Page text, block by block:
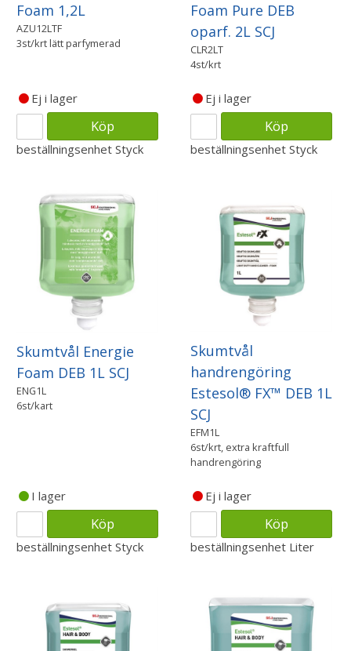
Foam 1,2L
AZU12LTF
3st/krt lätt parfymerad
Ej i lager
Köp
beställningsenhet Styck
Foam Pure DEB
oparf. 2L SCJ
CLR2LT
4st/krt
Ej i lager
Köp
beställningsenhet Styck
Skumtvål Energie
Foam DEB 1L SCJ
ENG1L
6st/kart
I lager
Köp
beställningsenhet Styck
Skumtvål
handrengöring
Estesol® FX™ DEB 1L
SCJ
EFM1L
6st/krt, extra kraftfull
handrengöring
Ej i lager
Köp
beställningsenhet Liter